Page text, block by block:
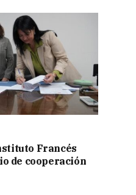
Francés
de cooperación